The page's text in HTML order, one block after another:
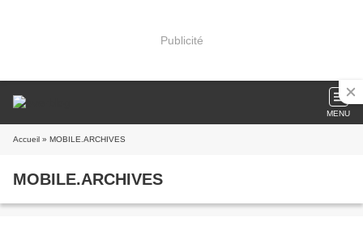
Publicité
MENU
Accueil » MOBILE.ARCHIVES
MOBILE.ARCHIVES